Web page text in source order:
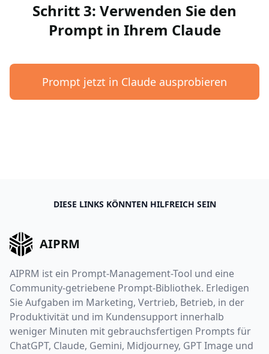
Schritt 3: Verwenden Sie den
Prompt in Ihrem Claude
Prompt jetzt in Claude ausprobieren
DIESE LINKS KÖNNTEN HILFREICH SEIN
AIPRM
AIPRM ist ein Prompt-Management-Tool und eine
Community-getriebene Prompt-Bibliothek. Erledigen
Sie Aufgaben im Marketing, Vertrieb, Betrieb, in der
Produktivität und im Kundensupport innerhalb
weniger Minuten mit gebrauchsfertigen Prompts für
ChatGPT, Claude, Gemini, Midjourney, GPT Image und